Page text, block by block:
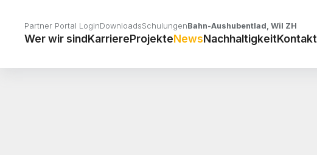
Partner Portal LoginDownloadsSchulungenBahn-Aushubentlad, Wil ZH
Wer wir sindKarriereProjekteNewsNachhaltigkeitKontakt